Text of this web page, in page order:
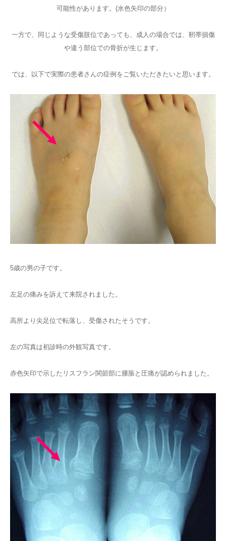
可能性があります。(水色矢印の部分）
一方で、同じような受傷肢位であっても、成人の場合では、靭帯損傷
や違う部位での骨折が生じます。
では、以下で実際の患者さんの症例をご覧いただきたいと思います。
5歳の男の子です。
左足の痛みを訴えて来院されました。
高所より尖足位で転落し、受傷されたそうです。
左の写真は初診時の外観写真です。
赤色矢印で示したリスフラン関節部に腫脹と圧痛が認められました。